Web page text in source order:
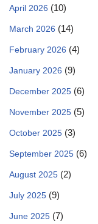
April 2026 (10)
March 2026 (14)
February 2026 (4)
January 2026 (9)
December 2025 (6)
November 2025 (5)
October 2025 (3)
September 2025 (6)
August 2025 (2)
July 2025 (9)
June 2025 (7)